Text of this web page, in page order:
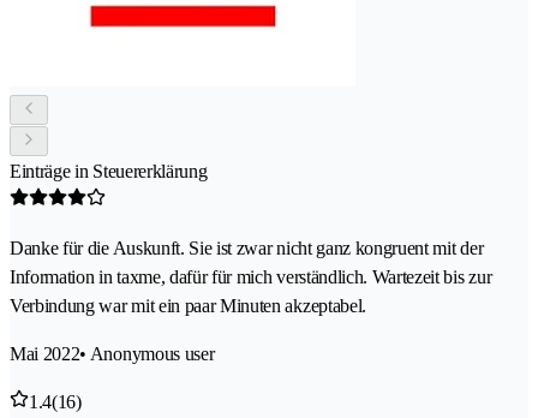
Einträge in Steuererklärung
Danke für die Auskunft. Sie ist zwar nicht ganz kongruent mit der
Information in taxme, dafür für mich verständlich. Wartezeit bis zur
Verbindung war mit ein paar Minuten akzeptabel.
Mai 2022• Anonymous user
1.4(16)